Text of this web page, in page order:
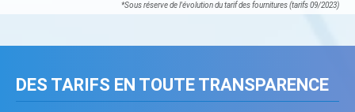
*Sous réserve de l'évolution du tarif des fournitures (tarifs 09/2023)
DES TARIFS EN TOUTE TRANSPARENCE